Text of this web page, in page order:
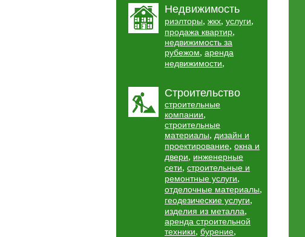
Недвижимость
риэлторы, жкх, услуги,
продажа квартир,
недвижимость за
рубежом, аренда
недвижимости,
Строительство
строительные
компании,
строительные
материалы, дизайн и
проектирование, окна и
двери, инженерные
сети, строительные и
ремонтные услуги,
отделочные материалы,
геодезические услуги,
изделия из металла,
аренда строительной
техники, бурение,